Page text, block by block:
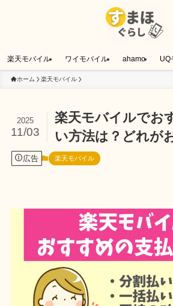
楽天モバイル ワイモバイル ahamo UQ
ホーム 楽天モバイル
楽天モバイルでお
い方法は？どれが
2025
11/03
広告 楽天モバイル